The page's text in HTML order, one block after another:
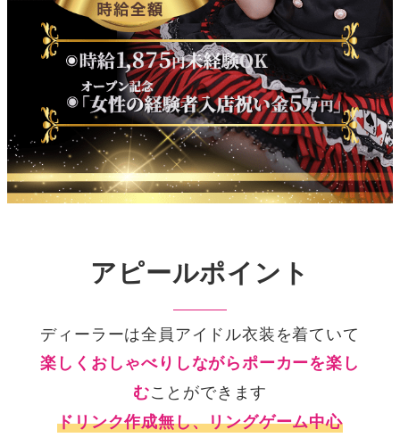
アピールポイント
ディーラーは全員アイドル衣装を着ていて
楽しくおしゃべりしながらポーカーを楽し
むことができます
ドリンク作成無し、リングゲーム中心